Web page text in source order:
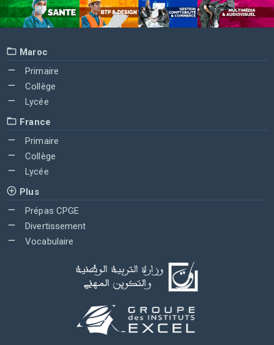
Maroc
Primaire
Collège
Lycée
France
Primaire
Collège
Lycée
Plus
Prépas CPGE
Divertissement
Vocabulaire